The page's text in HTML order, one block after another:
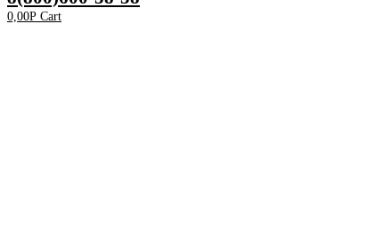
0,00Р Cart